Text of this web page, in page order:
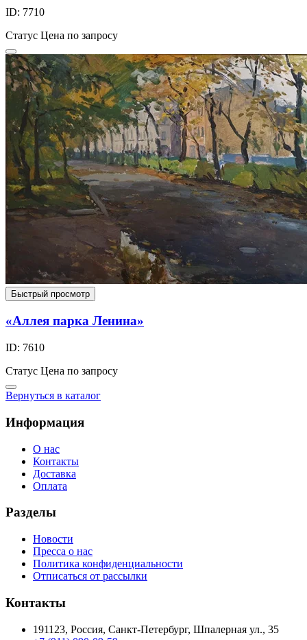
ID: 7710
Статус Цена по запросу
Быстрый просмотр
«Аллея парка Ленина»
ID: 7610
Статус Цена по запросу
Вернуться в каталог
Информация
О нас
Контакты
Доставка
Оплата
Разделы
Новости
Пресса о нас
Политика конфиденциальности
Отписаться от рассылки
Контакты
191123, Россия, Санкт-Петербург, Шпалерная ул., 35